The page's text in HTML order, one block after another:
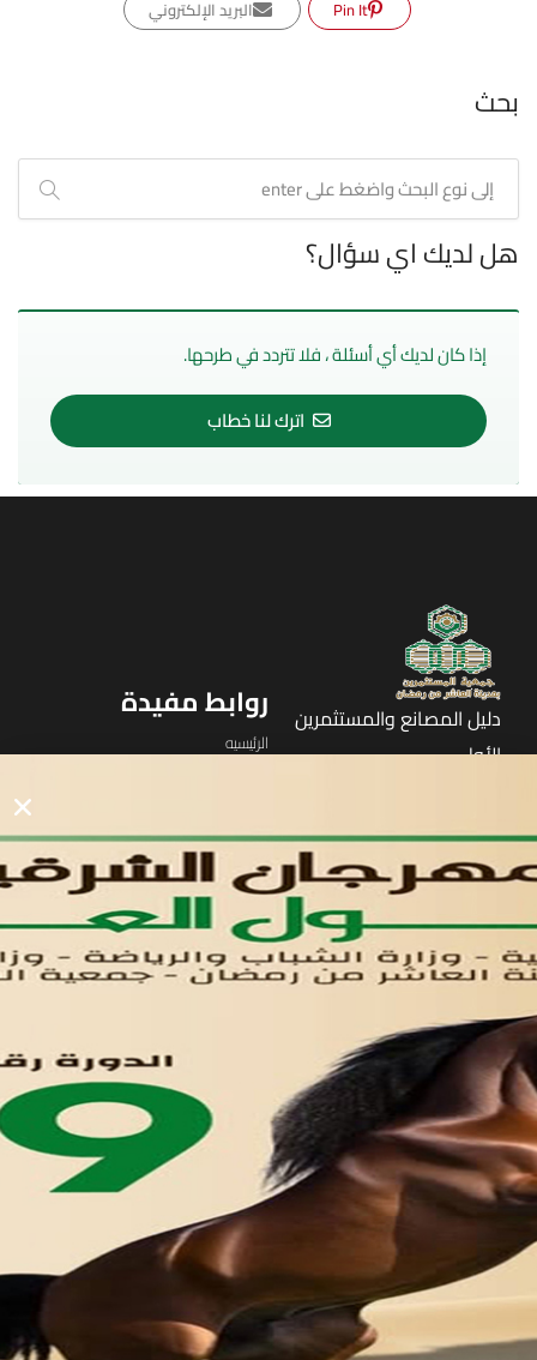
Pin It
البريد الإلكتروني
بحث
هل لديك اي سؤال؟
إذا كان لديك أي أسئلة ، فلا تتردد في طرحها.
اترك لنا خطاب
دليل المصانع والمستثمرين
الأول
روابط مفيدة
الرئيسيه
لوحه التحكم
اتصل بنا
تواصل معنا
مدينة العاشر من رمضان
01221020029
055-4494429
055-4494406
055-4494414
info.triaeg@yahoo.com
info@triaeg-guide.com